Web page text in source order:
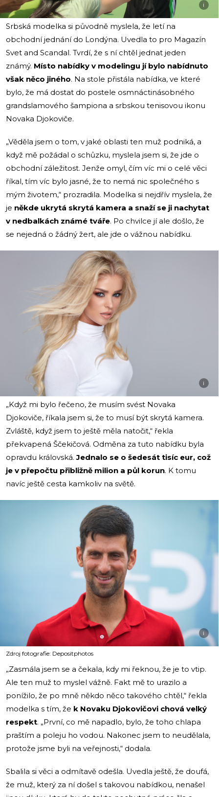
i
Srbská modelka si původně myslela, že letí na
obchodní jednání do Londýna. Uvedla to pro Magazín
Svet and Scandal. Tvrdí, že s ní chtěl jednat jeden
známý. Místo nabídky v modelingu jí bylo nabídnuto
však něco jiného. Na stole přistála nabídka, ve které
bylo, že má dostat do postele osmnáctinásobného
grandslamového šampiona a srbskou tenisovou ikonu
Novaka Djokoviče.
„Věděla jsem o tom, v jaké oblasti ten muž podniká, a
když mě požádal o schůzku, myslela jsem si, že jde o
obchodní záležitost. Jenže omyl, čím víc mi o celé věci
říkal, tím víc bylo jasné, že to nemá nic společného s
mým životem,“ prozradila. Modelka si nejdřív myslela, že
je někde ukrytá skrytá kamera a snaží se ji nachytat
v nedbalkách známé tváře. Po chvilce jí ale došlo, že
se nejedná o žádný žert, ale jde o vážnou nabídku.
i
„Když mi bylo řečeno, že musím svést Novaka
Djokoviče, říkala jsem si, že to musí být skrytá kamera.
Zvláště, když jsem to ještě měla natočit,“ řekla
překvapená Ščekičová. Odměna za tuto nabídku byla
opravdu královská.Jednalo se o šedesát tisíc eur, což
je v přepočtu přibližně milion a půl korun. K tomu
navíc ještě cesta kamkoliv na světě.
i
Zdroj fotografie: Depositphotos
„Zasmála jsem se a čekala, kdy mi řeknou, že je to vtip.
Ale ten muž to myslel vážně. Fakt mě to urazilo a
ponížilo, že po mně někdo něco takového chtěl,“ řekla
modelka s tím, že k Novaku Djokovičovi chová velký
respekt. „První, co mě napadlo, bylo, že toho chlapa
praštím a poleju ho vodou. Nakonec jsem to neudělala,
protože jsme byli na veřejnosti,“ dodala.
Sbalila si věci a odmítavě odešla. Uvedla ještě, že doufá,
že muž, který za ní došel s takovou nabídkou, nenašel